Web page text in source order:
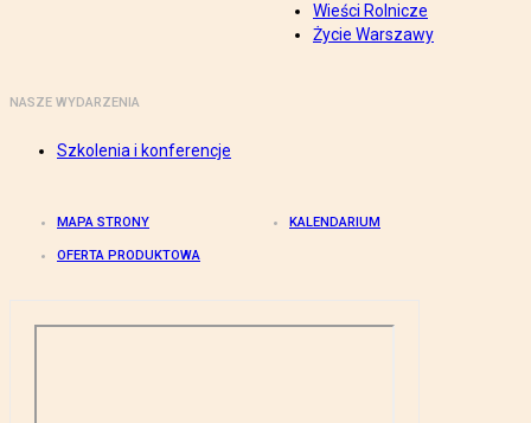
Wieści Rolnicze
Życie Warszawy
NASZE WYDARZENIA
Szkolenia i konferencje
MAPA STRONY KALENDARIUM
OFERTA PRODUKTOWA